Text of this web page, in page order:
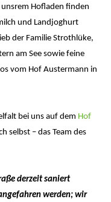
unsrem Hofladen finden
und Landjoghurt
der Familie Strothlüke,
am See sowie feine
vom Hof Austermann in
bei uns auf dem Hof
selbst – das Team des
derzeit saniert
werden; wir